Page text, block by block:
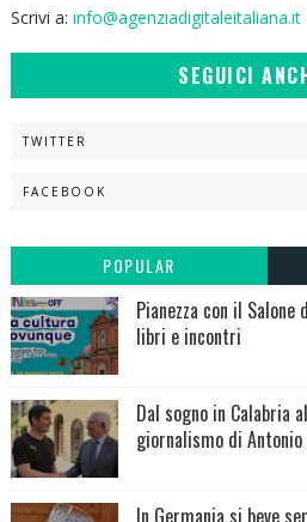
Scrivi a: info@agenziadigitaleitaliana.it
SEGUICI
TWITTER
FACEBOOK
POPULAR
Pianezza con il
libri e incontri
Dal sogno in Calabria
giornalismo di
In Germania si beve